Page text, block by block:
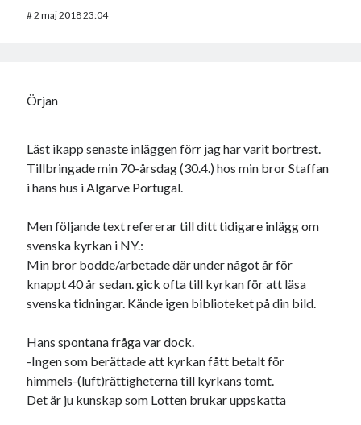
#2 maj 2018 23:04
Örjan
Läst ikapp senaste inläggen förr jag har varit bortrest.
Tillbringade min 70-årsdag (30.4.) hos min bror Staffan
i hans hus i Algarve Portugal.
Men följande text refererar till ditt tidigare inlägg om
svenska kyrkan i NY.:
Min bror bodde/arbetade där under något år för
knappt 40 år sedan. gick ofta till kyrkan för att läsa
svenska tidningar. Kände igen biblioteket på din bild.
Hans spontana fråga var dock.
-Ingen som berättade att kyrkan fått betalt för
himmels-(luft)rättigheterna till kyrkans tomt.
Det är ju kunskap som Lotten brukar uppskatta